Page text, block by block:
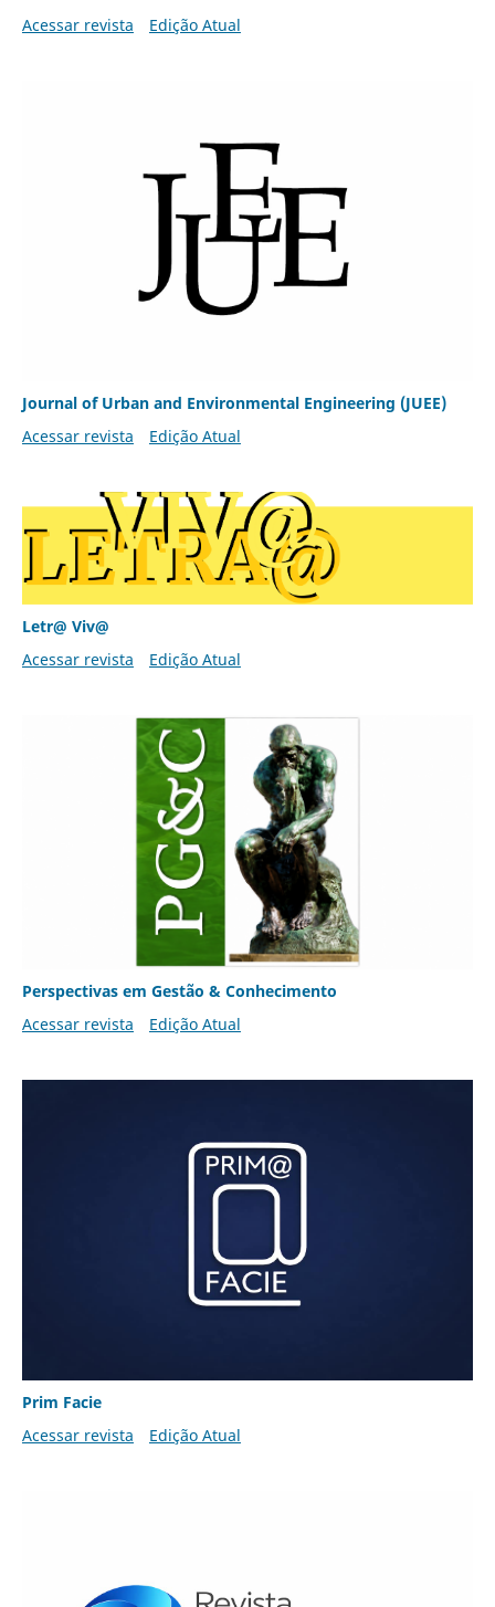
Acessar revista
Edição Atual
Journal of Urban and Environmental Engineering (JUEE)
Acessar revista
Edição Atual
Letr@ Viv@
Acessar revista
Edição Atual
Perspectivas em Gestão & Conhecimento
Acessar revista
Edição Atual
Prim Facie
Acessar revista
Edição Atual